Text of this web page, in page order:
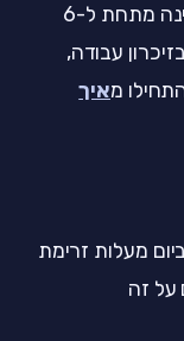
7-8 שעות הן לא מותרות — הן חובה. שינה מתחת ל-6
עבודה,
מאיך
הליכה ביום מעלות זרימת
על זה